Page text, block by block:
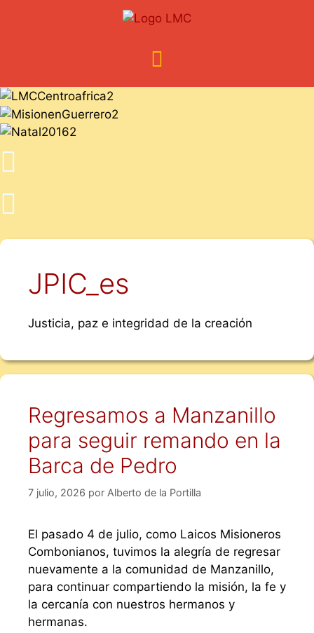
JPIC_es
Justicia, paz e integridad de la creación
Regresamos a Manzanillo
para seguir remando en la
Barca de Pedro
7 julio, 2026 por Alberto de la Portilla
El pasado 4 de julio, como Laicos Misioneros
Combonianos, tuvimos la alegría de regresar
nuevamente a la comunidad de Manzanillo,
para continuar compartiendo la misión, la fe y
la cercanía con nuestros hermanos y
hermanas.